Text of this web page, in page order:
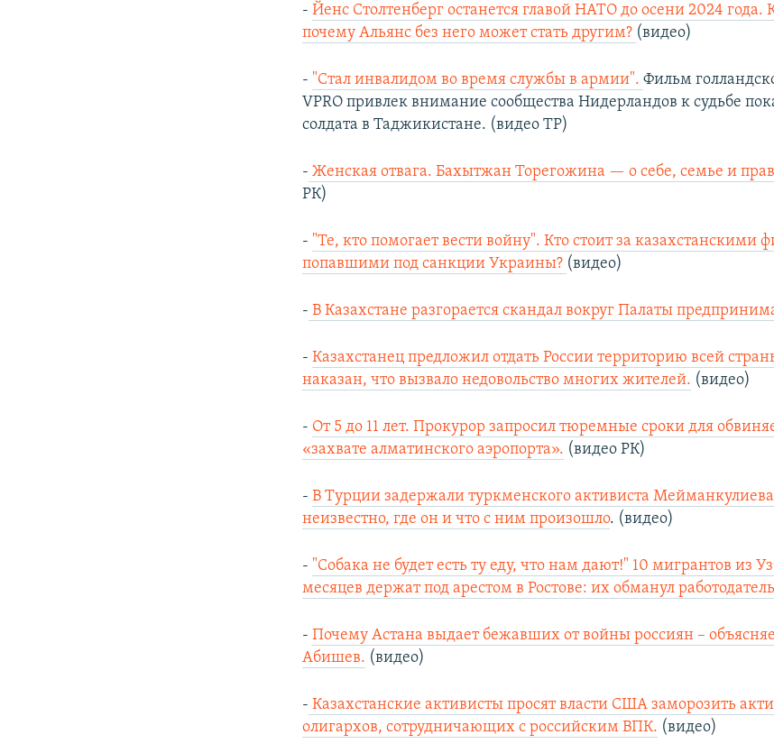
-Йенс Столтенберг останется главой НАТО до осени 2024 года.
почему Альянс без него может стать другим? (видео)
- "Стал инвалидом во время службы в армии".Фильм
VPRO привлек внимание сообщества Нидерландов к судьбе
солдата в Таджикистане. (видео ТР)
- Женская отвага. Бахытжан Торегожина — о себе, семье и
РК)
- "Те, кто помогает вести войну". Кто стоит за казахстанскими
попавшими под санкции Украины? (видео)
- В Казахстане разгорается скандал вокруг Палаты
-Казахстанец предложил отдать России территорию всей
наказан, что вызвало недовольство многих жителей. (видео)
- От 5 до 11 лет. Прокурор запросил тюремные сроки для
«захвате алматинского аэропорта». (видео РК)
-В Турции задержали туркменского активиста
неизвестно, где он и что с ним произошло. (видео)
- "Собака не будет есть ту еду, что нам дают!" 10 мигрантов из
месяцев держат под арестом в Ростове: их обманул
-Почему Астана выдает бежавших от войны россиян –
Абишев. (видео)
- Казахстанские активисты просят власти США заморозить
олигархов, сотрудничающих с российским ВПК. (видео)